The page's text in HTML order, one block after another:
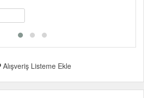
Alışveriş Listeme Ekle